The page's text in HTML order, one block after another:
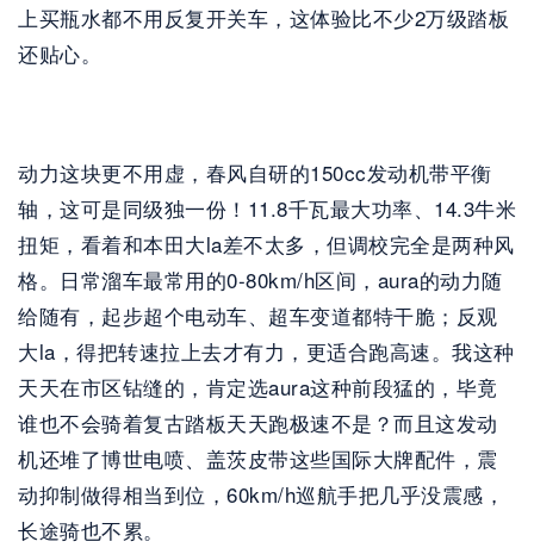
上买瓶水都不用反复开关车，这体验比不少2万级踏板
还贴心。
动力这块更不用虚，春风自研的150cc发动机带平衡
轴，这可是同级独一份！11.8千瓦最大功率、14.3牛米
扭矩，看着和本田大la差不太多，但调校完全是两种风
格。日常溜车最常用的0-80km/h区间，aura的动力随
给随有，起步超个电动车、超车变道都特干脆；反观
大la，得把转速拉上去才有力，更适合跑高速。我这种
天天在市区钻缝的，肯定选aura这种前段猛的，毕竟
谁也不会骑着复古踏板天天跑极速不是？而且这发动
机还堆了博世电喷、盖茨皮带这些国际大牌配件，震
动抑制做得相当到位，60km/h巡航手把几乎没震感，
长途骑也不累。